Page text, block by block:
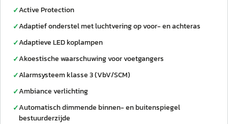
✓Active Protection
✓Adaptief onderstel met luchtvering op voor- en achteras
✓Adaptieve LED koplampen
✓Akoestische waarschuwing voor voetgangers
✓Alarmsysteem klasse 3 (VbV/SCM)
✓Ambiance verlichting
✓Automatisch dimmende binnen- en buitenspiegel
bestuurderzijde